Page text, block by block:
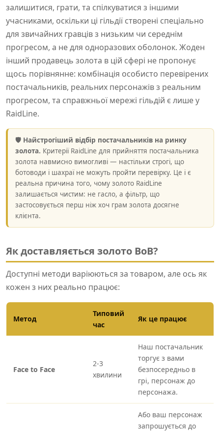
залишитися, грати, та спілкуватися з іншими
учасниками, оскільки ці гільдії створені спеціально
для звичайних гравців з низьким чи середнім
прогресом, а не для одноразових оболонок. Жоден
інший продавець золота в цій сфері не пропонує
щось порівнянне: комбінація особисто перевірених
постачальників, реальних персонажів з реальним
прогресом, та справжньої мережі гільдій є лише у
RaidLine.
🛡️ Найстрогіший відбір постачальників на ринку
золота. Критерії RaidLine для прийняття постачальника
золота навмисно вимогливі — настільки строгі, що
ботоводи і шахраї не можуть пройти перевірку. Це і є
реальна причина того, чому золото RaidLine
залишається чистим: не гасло, а фільтр, що
застосовується перш ніж хоч грам золота досягне
клієнта.
Як доставляється золото ВоВ?
Доступні методи варіюються за товаром, але ось як
кожен з них реально працює:
Метод
Типовий
час
Як це працює
Face to Face
2-3
хвилини
Наш постачальник
торгує з вами
безпосередньо в
грі, персонаж до
персонажа.
Або ваш персонаж
запрошується до